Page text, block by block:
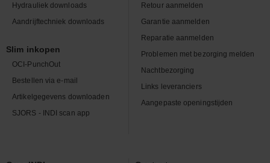
Hydrauliek downloads
Aandrijftechniek downloads
Slim inkopen
OCI-PunchOut
Bestellen via e-mail
Artikelgegevens downloaden
SJORS - INDI scan app
Retour aanmelden
Garantie aanmelden
Reparatie aanmelden
Problemen met bezorging melden
Nachtbezorging
Links leveranciers
Aangepaste openingstijden